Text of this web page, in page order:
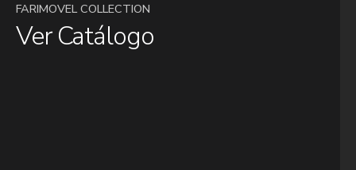
FARIMOVEL COLLECTION
Ver Catálogo